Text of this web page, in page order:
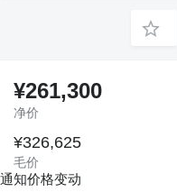
¥261,300
净价
¥326,625
毛价
通知价格变动